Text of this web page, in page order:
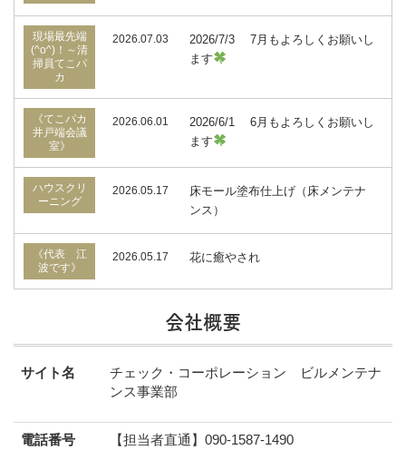
現場最先端
(^o^)！～清
掃員てこパ
カ
2026.07.03
2026/7/3 7月もよろしくお願いし
ます
《てこパカ
井戸端会議
室》
2026.06.01
2026/6/1 6月もよろしくお願いし
ます
ハウスクリ
ーニング
2026.05.17
床モール塗布仕上げ（床メンテナ
ンス）
《代表 江
波です》
2026.05.17 花に癒やされ
会社概要
サイト名
チェック・コーポレーション ビルメンテナ
ンス事業部
電話番号
【担当者直通】090-1587-1490